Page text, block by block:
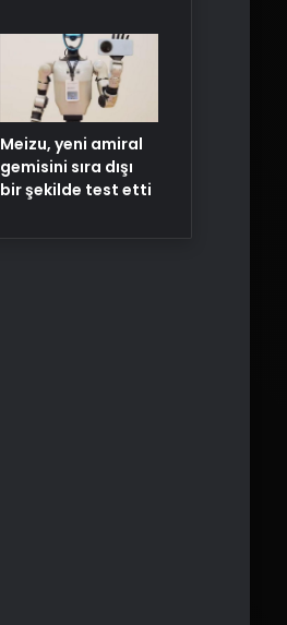
Meizu, yeni amiral
gemisini sıra dışı
bir şekilde test etti